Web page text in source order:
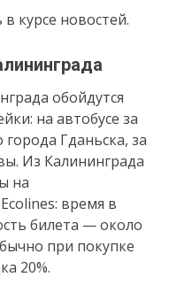
курсе новостей.
обойдутся
на автобусе за
Гданьска, за
Из Калининграда
на
время в
билета — около
при покупке
20%.